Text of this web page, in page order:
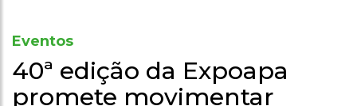
Eventos
40ª edição da Expoapa
promete movimentar